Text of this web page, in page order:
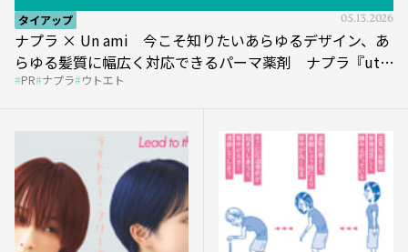
タイアップ 05.13.2026
ナプラ × Un ami 今こそ知りたいあらゆるデザイン、あ
らゆる髪質に幅広く対応できるパーマ薬剤 ナプラ『ut-
et』
PR ナプラ ウトエト